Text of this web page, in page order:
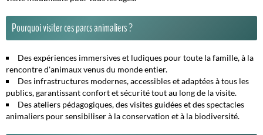
Pourquoi visiter ces parcs animaliers ?
Des expériences immersives et ludiques pour toute la famille, à la
rencontre d'animaux venus du monde entier.
Des infrastructures modernes, accessibles et adaptées à tous les
publics, garantissant confort et sécurité tout au long de la visite.
Des ateliers pédagogiques, des visites guidées et des spectacles
animaliers pour sensibiliser à la conservation et à la biodiversité.